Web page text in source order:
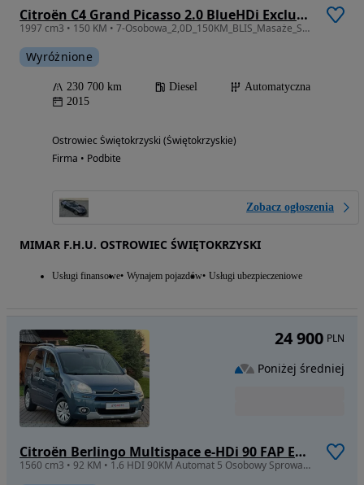
Citroën C4 Grand Picasso 2.0 BlueHDi Exclusive
1997 cm3 • 150 KM • 7-Osobowa_2,0D_150KM_BLIS_Masaże_Skóry_Kamera_Nawi_FULL_Gwarancja_12m.
Wyróżnione
230 700 km Diesel
Automatyczna
2015
Ostrowiec Świętokrzyski (Świętokrzyskie)
Firma • Podbite
Zobacz ogłoszenia
MIMAR F.H.U. OSTROWIEC ŚWIĘTOKRZYSKI
Usługi finansowe Wynajem pojazdów Usługi ubezpieczeniowe
Citroën Berlingo Multispace e-HDi 90 FAP EGS6 Start Stop Selection
1560 cm3 • 92 KM • 1.6 HDI 90KM Automat 5 Osobowy Sprowadzony Opłacony
24 900 PLN
Poniżej średniej